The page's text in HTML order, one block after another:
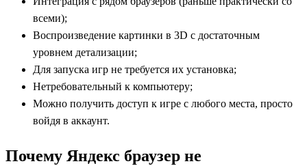
всеми);
Воспроизведение картинки в 3D с достаточным
уровнем детализации;
Для запуска игр не требуется их установка;
Нетребовательный к компьютеру;
Можно получить доступ к игре с любого места, просто
войдя в аккаунт.
Почему Яндекс браузер не